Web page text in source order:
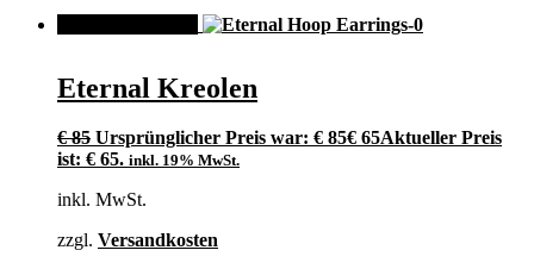
Eternal Kreolen
€85 Ursprünglicher Preis war: € 85€ 65Aktueller Preis
ist: € 65. inkl. 19% MwSt.
inkl. MwSt.
zzgl. Versandkosten